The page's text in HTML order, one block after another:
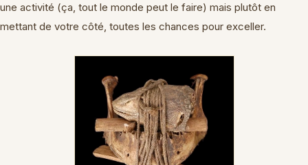
une activité (ça, tout le monde peut le faire) mais plutôt en
mettant de votre côté, toutes les chances pour exceller.